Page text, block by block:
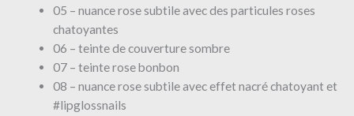
05 – nuance rose subtile avec des particules roses
chatoyantes
06 – teinte de couverture sombre
07 – teinte rose bonbon
08 – nuance rose subtile avec effet nacré chatoyant et
#lipglossnails